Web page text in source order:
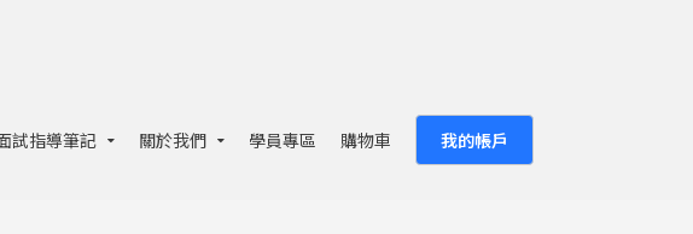
試指導筆記 關於我們 學員專區 購物車 我的帳戶